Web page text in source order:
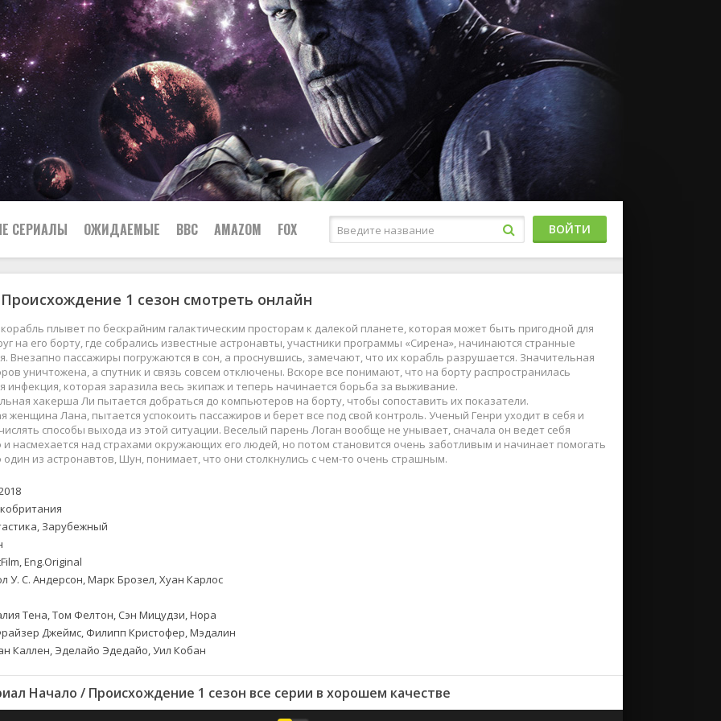
СЕРИАЛЫ
Комедии
Боевики
Приключения
Детективы
Драмы
Исторические
Криминальные
Мелодрамы
Ужасы
Военные
Семейные
Спортивные
Вестерны
Фэнтези
Netflix
HBO
ОЖИДАЕМЫЕ BBC AMAZOM FOX ВОЙТИ
1 сезон смотреть онлайн
плывет по бескрайним галактическим просторам к далекой планете, которая может быть пригодной для
на его борту, где собрались известные астронавты, участники программы «Сирена», начинаются странные
Внезапно пассажиры погружаются в сон, а проснувшись, замечают, что их корабль разрушается. Значительная
уничтожена, а спутник и связь совсем отключены. Вскоре все понимают, что на борту распространилась
инфекция, которая заразила весь экипаж и теперь начинается борьба за выживание.
хакерша Ли пытается добраться до компьютеров на борту, чтобы сопоставить их показатели.
женщина Лана, пытается успокоить пассажиров и берет все под свой контроль. Ученый Генри уходит в себя и
способы выхода из этой ситуации. Веселый парень Логан вообще не унывает, сначала он ведет себя
насмехается над страхами окружающих его людей, но потом становится очень заботливым и начинает помогать
из астронавтов, Шун, понимает, что они столкнулись с чем-то очень страшным.
Зарубежный
Eng.Original
У. С. Андерсон, Марк Брозел, Хуан Карлос
Тена, Том Фелтон, Сэн Мицудзи, Нора
Джеймс, Филипп Кристофер, Мэдалин
Каллен, Эделайо Эдедайо, Уил Кобан
Начало / Происхождение 1 сезон все серии в хорошем качестве